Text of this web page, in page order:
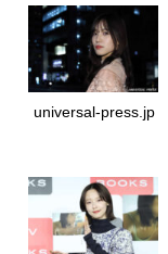
universal-press.jp